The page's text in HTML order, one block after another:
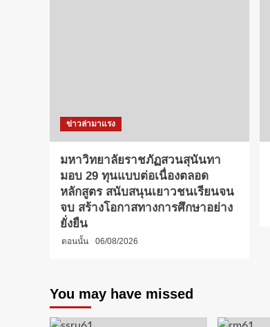
ข่าวล่ามาแรง
มหาวิทยาลัยราชภัฏสวนสุนันทา
มอบ 29 ทุนแบบต่อเนื่องตลอด
หลักสูตร สนับสนุนเยาวชนเรียนจน
จบ สร้างโอกาสทางการศึกษาอย่าง
ยั่งยืน
ตอนนั้น 06/08/2026
You may have missed